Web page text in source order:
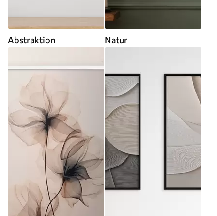
Abstraktion Natur